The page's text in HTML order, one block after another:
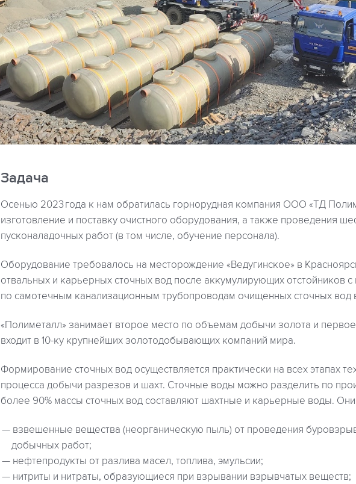
Задача
Осенью 2023 года к нам обратилась горнорудная компания ООО «ТД
изготовление и поставку очистного оборудования, а также проведения
пусконаладочных работ (в том числе, обучение персонала).
Оборудование требовалось на месторождение «Ведугинское» в
отвальных и карьерных сточных вод после аккумулирующих отстойников
по самотечным канализационным трубопроводам очищенных сточных вод
«Полиметалл» занимает второе место по объемам добычи золота и
входит в 10-ку крупнейших золотодобывающих компаний мира.
Формирование сточных вод осуществляется практически на всех этапах
процесса добычи разрезов и шахт. Сточные воды можно разделить по
более 90% массы сточных вод составляют шахтные и карьерные воды.
взвешенные вещества (неорганическую пыль) от проведения
добычных работ;
нефтепродукты от разлива масел, топлива, эмульсии;
нитриты и нитраты, образующиеся при взрывании взрывчатых веществ;